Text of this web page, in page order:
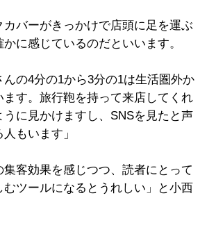
バーがきっかけで店頭に足を運ぶ
かに感じているのだといいます。
んの4分の1から3分の1は生活圏外か
ます。旅行鞄を持って来店してくれ
うに見かけますし、SNSを見たと声
もいます」
集客効果を感じつつ、読者にとって
むツールになるとうれしい」と小西